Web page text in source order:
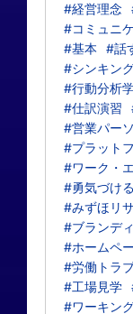
#経営理念
#コミュニ
#基本
#話
#シンキン
#行動分析
#仕訳演習
#営業パー
#プラット
#ワーク・
#勇気づける
#みずほリ
#ブランデ
#ホームペ
#労働トラ
#工場見学
#ワーキン